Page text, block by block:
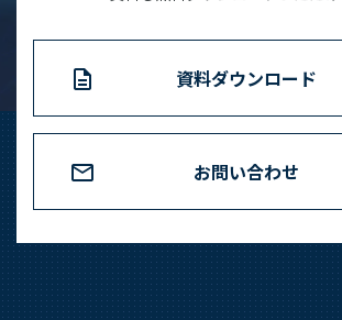
資料ダウンロード
お問い合わせ